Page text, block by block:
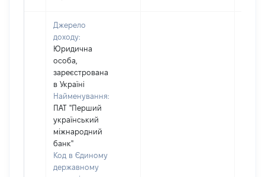
Джерело
доходу:
Юридична
особа,
зареєстрована
в Україні
Найменування:
ПАТ "Перший
український
міжнародний
банк"
Код в Єдиному
державному